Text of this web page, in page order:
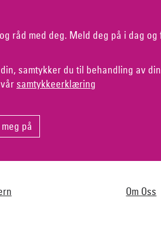
råd med deg. Meld deg på i dag
samtykker du til behandling av
samtykkeerklæring
Om Oss